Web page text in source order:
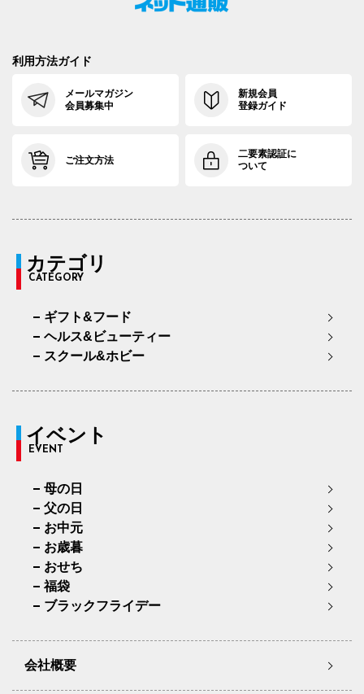
利用方法ガイド
メールマガジン
会員募集中
新規会員
登録ガイド
ご注文方法
二要素認証に
ついて
カテゴリ
CATEGORY
ギフト&フード
ヘルス&ビューティー
スクール&ホビー
イベント
EVENT
母の日
父の日
お中元
お歳暮
おせち
福袋
ブラックフライデー
会社概要